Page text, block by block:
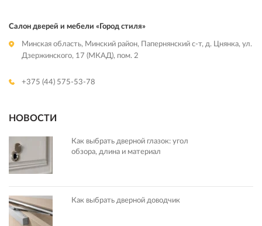
Салон дверей и мебели «Город стиля»
Минская область, Минский район, Папернянский с-т, д. Цнянка, ул.
Дзержинского, 17 (МКАД), пом. 2
+375 (44) 575-53-78
НОВОСТИ
Как выбрать дверной глазок: угол
обзора, длина и материал
Как выбрать дверной доводчик